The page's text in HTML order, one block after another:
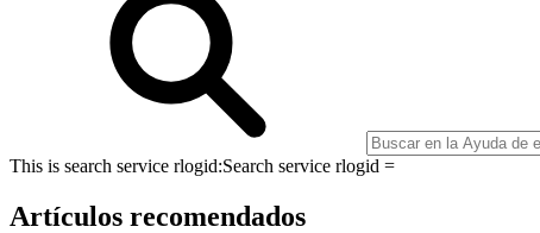
This is search service rlogid:Search service rlogid =
Artículos recomendados